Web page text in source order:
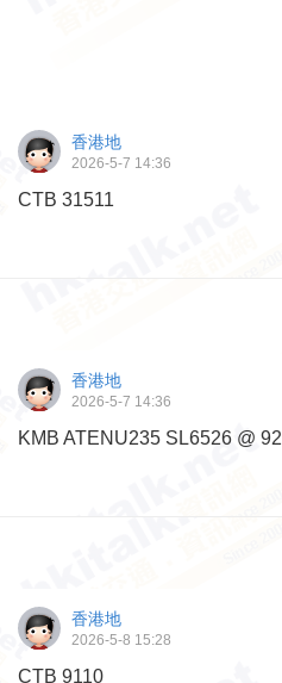
香港地
2026-5-7 14:36
CTB 31511
香港地
2026-5-7 14:36
KMB ATENU235 SL6526 @ 92
香港地
2026-5-8 15:28
CTB 9110